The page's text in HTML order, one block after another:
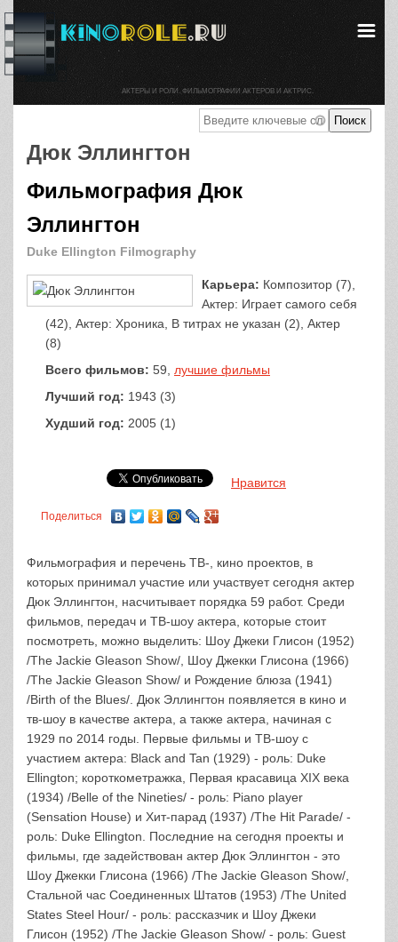
Дюк Эллингтон
Фильмография Дюк
Эллингтон
Duke Ellington Filmography
Карьера: Композитор (7),
Актер: Играет самого себя
(42), Актер: Хроника, В титрах не указан (2), Актер
(8)
Всего фильмов: 59, лучшие фильмы
Лучший год: 1943 (3)
Худший год: 2005 (1)
Нравится
Поделиться
Фильмография и перечень ТВ-, кино проектов, в
которых принимал участие или участвует сегодня актер
Дюк Эллингтон, насчитывает порядка 59 работ. Среди
фильмов, передач и ТВ-шоу актера, которые стоит
посмотреть, можно выделить: Шоу Джеки Глисон (1952)
/The Jackie Gleason Show/, Шоу Джекки Глисона (1966)
/The Jackie Gleason Show/ и Рождение блюза (1941)
/Birth of the Blues/. Дюк Эллингтон появляется в кино и
тв-шоу в качестве актера, а также актера, начиная с
1929 по 2014 годы. Первые фильмы и ТВ-шоу с
участием актера: Black and Tan (1929) - роль: Duke
Ellington; короткометражка, Первая красавица XIX века
(1934) /Belle of the Nineties/ - роль: Piano player
(Sensation House) и Хит-парад (1937) /The Hit Parade/ -
роль: Duke Ellington. Последние на сегодня проекты и
фильмы, где задействован актер Дюк Эллингтон - это
Шоу Джекки Глисона (1966) /The Jackie Gleason Show/,
Стальной час Соединенных Штатов (1953) /The United
States Steel Hour/ - роль: рассказчик и Шоу Джеки
Глисон (1952) /The Jackie Gleason Show/ - роль: Guest
АКТЕРЫ И РОЛИ. ФИЛЬМОГРАФИИ АКТЕРОВ И АКТРИС.